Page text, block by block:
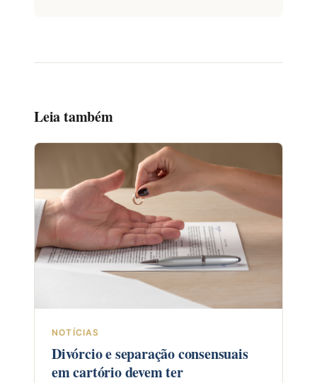
Leia também
NOTÍCIAS
Divórcio e separação consensuais
em cartório devem ter